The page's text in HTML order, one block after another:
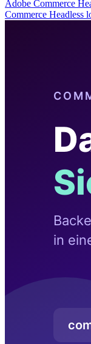
Adobe Commerce
Commerce Headless